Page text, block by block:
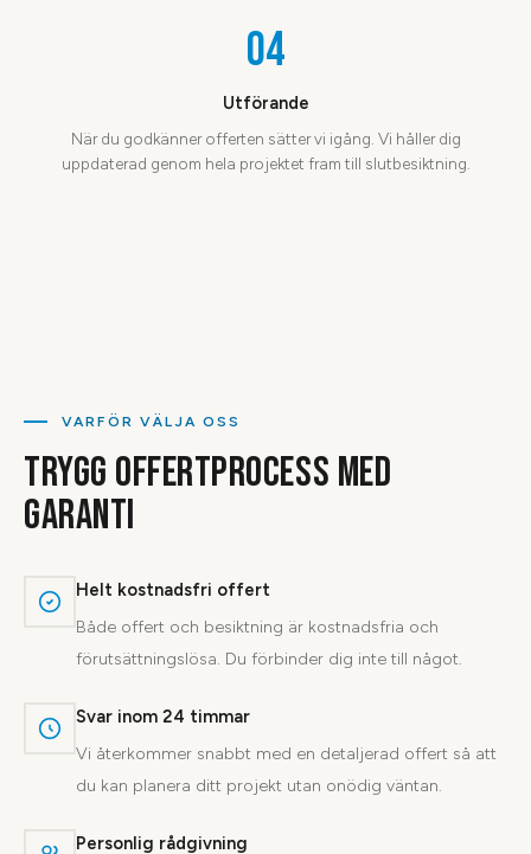
04
Utförande
När du godkänner offerten sätter vi igång. Vi håller dig
uppdaterad genom hela projektet fram till slutbesiktning.
VARFÖR VÄLJA OSS
TRYGG OFFERTPROCESS MED
GARANTI
Helt kostnadsfri offert
Både offert och besiktning är kostnadsfria och
förutsättningslösa. Du förbinder dig inte till något.
Svar inom 24 timmar
Vi återkommer snabbt med en detaljerad offert så att
du kan planera ditt projekt utan onödig väntan.
Personlig rådgivning